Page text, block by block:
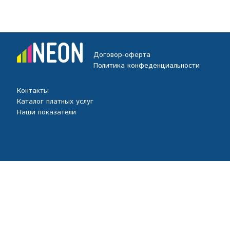
Договор-оферта
Политика конфеденциальности
Контакты
Каталог платных услуг
Наши показатели